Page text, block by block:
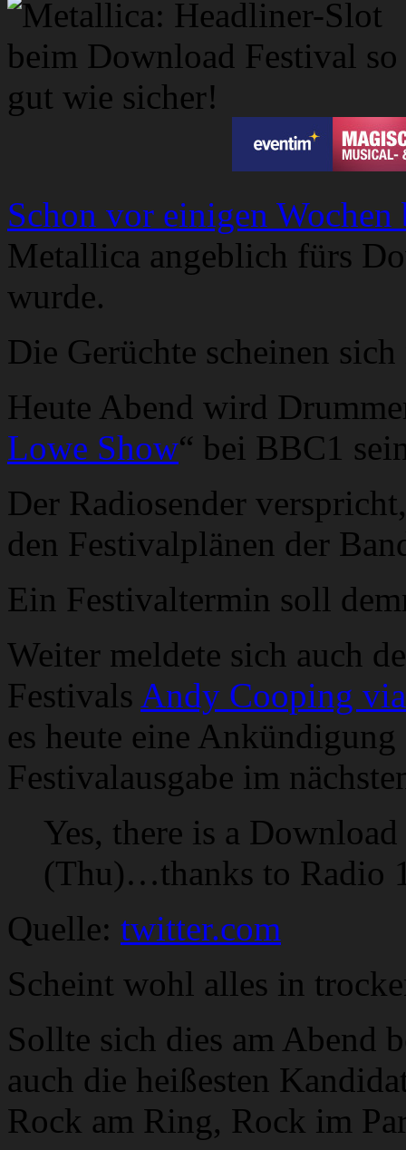
Schon vor einigen
Metallica angeblich fürs
wurde.
Die Gerüchte scheinen
Heute Abend wird
Lowe Show“ bei BBC1
Der Radiosender
den Festivalplänen der
Ein Festivaltermin soll
Weiter meldete sich auch
Festivals Andy Cooping
es heute eine
Festivalausgabe im
Yes, there is a
(Thu)…thanks to Radio
Quelle: twitter.com
Scheint wohl alles in
Sollte sich dies am Abend
auch die heißesten
Rock am Ring, Rock im